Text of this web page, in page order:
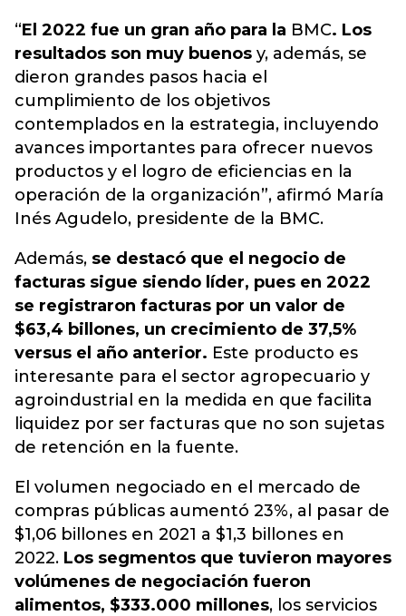
“El 2022 fue un gran año para la BMC. Los
resultados son muy buenos y, además, se
dieron grandes pasos hacia el
cumplimiento de los objetivos
contemplados en la estrategia, incluyendo
avances importantes para ofrecer nuevos
productos y el logro de eficiencias en la
operación de la organización”, afirmó María
Inés Agudelo, presidente de la BMC.
Además, se destacó que el negocio de
facturas sigue siendo líder, pues en 2022
se registraron facturas por un valor de
$63,4 billones, un crecimiento de 37,5%
versus el año anterior. Este producto es
interesante para el sector agropecuario y
agroindustrial en la medida en que facilita
liquidez por ser facturas que no son sujetas
de retención en la fuente.
El volumen negociado en el mercado de
compras públicas aumentó 23%, al pasar de
$1,06 billones en 2021 a $1,3 billones en
2022. Los segmentos que tuvieron mayores
volúmenes de negociación fueron
alimentos, $333.000 millones, los servicios